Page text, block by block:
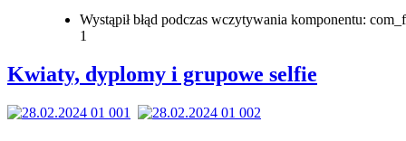
Wystąpił błąd podczas wczytywania komponentu:
1
Kwiaty, dyplomy i grupowe selfie